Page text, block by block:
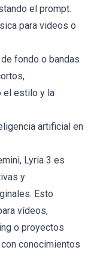
el prompt.
para videos o
fondo o bandas
el estilo y la
artificial en
Lyria 3 es
y
Esto
vídeos,
o proyectos
conocimientos